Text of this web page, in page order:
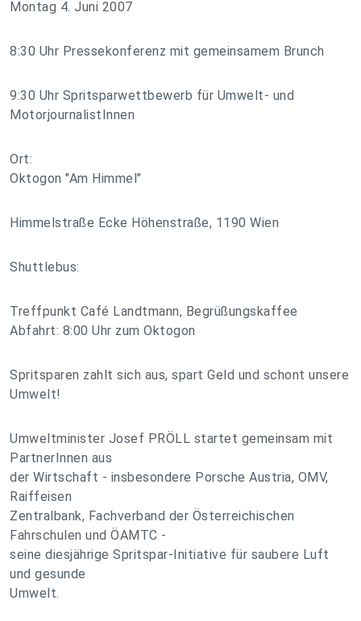
Montag 4. Juni 2007
8:30 Uhr Pressekonferenz mit gemeinsamem Brunch
9:30 Uhr Spritsparwettbewerb für Umwelt- und
MotorjournalistInnen
Ort:
Oktogon "Am Himmel"
Himmelstraße Ecke Höhenstraße, 1190 Wien
Shuttlebus:
Treffpunkt Café Landtmann, Begrüßungskaffee
Abfahrt: 8:00 Uhr zum Oktogon
Spritsparen zahlt sich aus, spart Geld und schont unsere
Umwelt!
Umweltminister Josef PRÖLL startet gemeinsam mit
PartnerInnen aus
der Wirtschaft - insbesondere Porsche Austria, OMV,
Raiffeisen
Zentralbank, Fachverband der Österreichischen
Fahrschulen und ÖAMTC -
seine diesjährige Spritspar-Initiative für saubere Luft
und gesunde
Umwelt.